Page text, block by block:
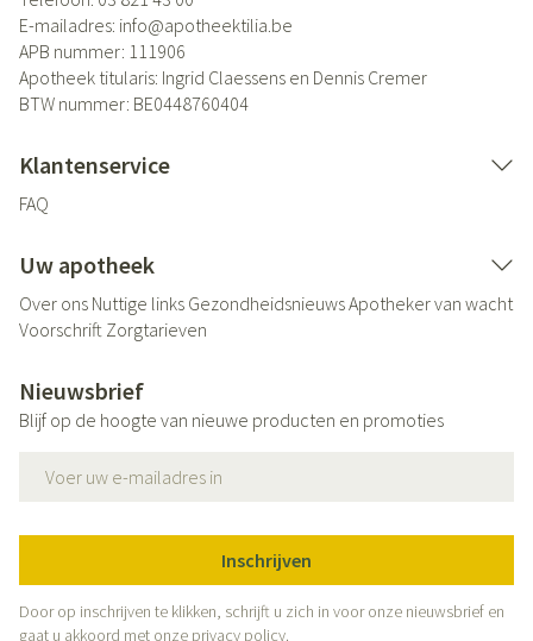
E-mailadres: info@apotheektilia.be
APB nummer: 111906
Apotheek titularis: Ingrid Claessens en Dennis Cremer
BTW nummer: BE0448760404
Klantenservice
FAQ
Uw apotheek
Over ons Nuttige links GezondheidsnieuwsApotheker van wacht
Voorschrift Zorgtarieven
Nieuwsbrief
Blijf op de hoogte van nieuwe producten en promoties
Inschrijven
Door op inschrijven te klikken, schrijft u zich in voor onze nieuwsbrief en
gaat u akkoord met onze privacy policy.